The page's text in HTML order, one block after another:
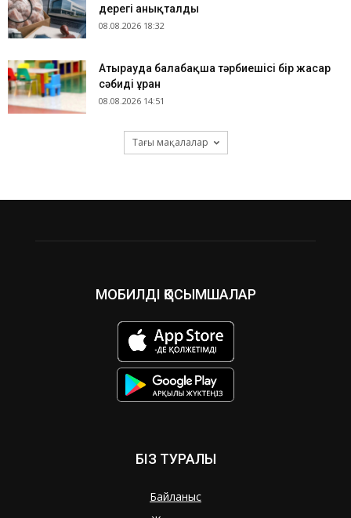
дерегі анықталды
08.08.2026 18:32
Атырауда балабақша тәрбиешісі бір жасар
сәбиді ұрған
08.08.2026 14:51
Тағы мақалалар
МОБИЛДІ ҚОСЫМШАЛАР
БІЗ ТУРАЛЫ
Байланыс